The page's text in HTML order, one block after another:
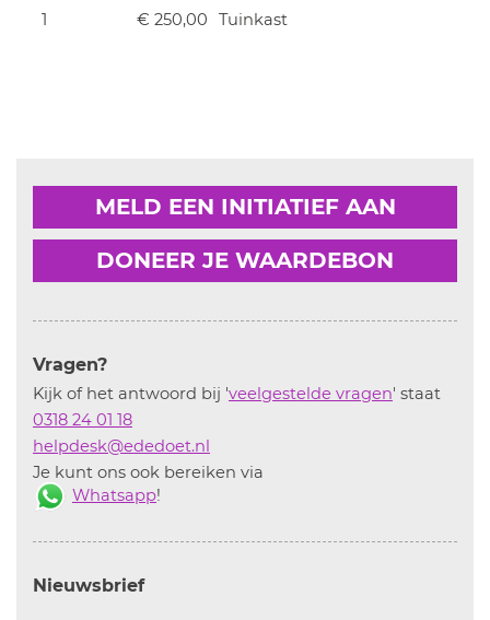
1
€ 250,00 Tuinkast
MELD EEN INITIATIEF AAN
DONEER JE WAARDEBON
Vragen?
Kijk of het antwoord bij 'veelgestelde vragen' staat
0318 24 01 18
helpdesk@ededoet.nl
Je kunt ons ook bereiken via
Whatsapp!
Nieuwsbrief